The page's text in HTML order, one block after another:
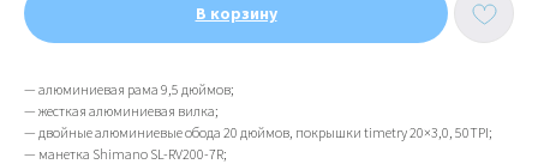
В корзину
— алюминиевая рама 9,5 дюймов;
— жесткая алюминиевая вилка;
— двойные алюминиевые обода 20 дюймов, покрышки timetry 20×3,0, 50TPI;
— манетка Shimano SL-RV200-7R;